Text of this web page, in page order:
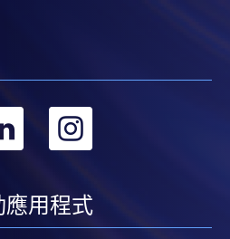
轉
linkedin
轉
應用程式